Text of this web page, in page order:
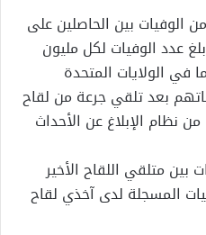
الوفيات بين الحاصلين على
عدد الوفيات لكل مليون
وفاة، أما في الولايات المتحدة
1134 شخصاً حياتهم بعد تلقي جرعة من لقاح
من نظام الإبلاغ عن الأحداث
بين متلقي اللقاح الأخير
من الوفيات المسجلة لدى آخذي لقاح